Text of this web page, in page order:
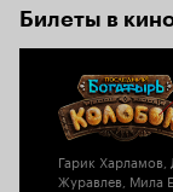
Билеты в
Гарик
Журавлев, Мила